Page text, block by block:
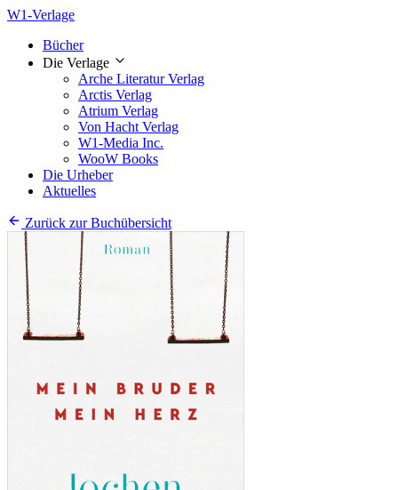
W1-Verlage
Bücher
Die Verlage
Arche Literatur Verlag
Arctis Verlag
Atrium Verlag
Von Hacht Verlag
W1-Media Inc.
WooW Books
Die Urheber
Aktuelles
Zurück zur Buchübersicht